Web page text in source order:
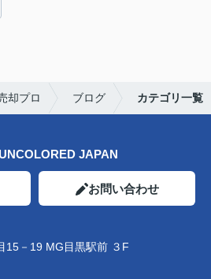
却プロ ブログ カテゴリ一覧
JAPAN
お問い合わせ
15－19 MG目黒駅前 ３F